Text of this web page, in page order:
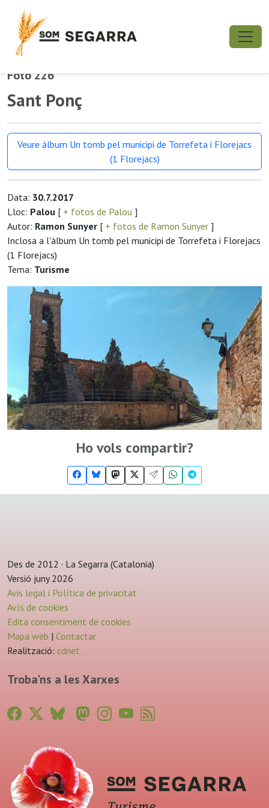
Foto 226
Sant Ponç
Veure àlbum Un tomb pel municipi de Torrefeta i Florejacs
(1 Florejacs)
Data: 30.7.2017
Lloc: Palou [ + fotos de Palou ]
Autor: Ramon Sunyer [ + fotos de Ramon Sunyer ]
Inclosa a l'àlbum Un tomb pel municipi de Torrefeta i Florejacs
(1 Florejacs)
Tema: Turisme
Ho vols compartir?
Des de 2012 · La Segarra (Catalonia)
Versió juny 2026
Avis legal i Política de privacitat
Avís de cookies
Edita consentiment de cookies
Mapa web | Contactar
Realització: cdnet
Troba'ns a les Xarxes